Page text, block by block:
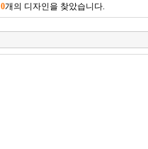
0개의 디자인을 찾았습니다.